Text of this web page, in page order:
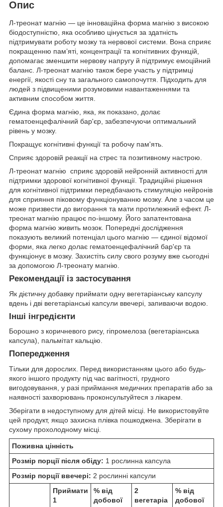
Опис
Л-треонат магнію — це інноваційна форма магнію з високою
біодоступністю, яка особливо цінується за здатність
підтримувати роботу мозку та нервової системи. Вона сприяє
покращенню пам’яті, концентрації та когнітивних функцій,
допомагає зменшити нервову напругу й підтримує емоційний
баланс. Л-треонат магнію також бере участь у підтримці
енергії, якості сну та загального самопочуття. Підходить для
людей з підвищеними розумовими навантаженнями та
активним способом життя.
Єдина форма магнію, яка, як показано, долає
гематоенцефалічний бар'єр, забезпечуючи оптимальний
рівень у мозку.
Покращує когнітивні функції та робочу пам'ять.
Сприяє здоровій реакції на стрес та позитивному настрою.
Л-треонат магнію сприяє здоровій нейронній активності для
підтримки здорової когнітивної функції. Традиційні рішення
для когнітивної підтримки передбачають стимуляцію нейронів
для сприяння піковому функціонуванню мозку. Але з часом це
може призвести до вигорання та мати протилежний ефект. Л-
треонат магнію працює по-іншому. Його запатентована
форма магнію живить мозок. Попередні дослідження
показують великий потенціал цього магнію — єдиної відомої
форми, яка легко долає гематоенцефалічний бар'єр та
функціонує в мозку. Захистіть силу свого розуму вже сьогодні
за допомогою Л-треонату магнію.
Рекомендації із застосування
Як дієтичну добавку приймати одну вегетаріанську капсулу
вдень і дві вегетаріанські капсули ввечері, запиваючи водою.
Інші інгредієнти
Борошно з коричневого рису, гіпромелоза (вегетаріанська
капсула), пальмітат кальцію.
Попередження
Тільки для дорослих. Перед використанням цього або будь-
якого іншого продукту під час вагітності, грудного
вигодовування, у разі приймання медичних препаратів або за
наявності захворювань проконсультуйтеся з лікарем.
Зберігати в недоступному для дітей місці. Не використовуйте
цей продукт, якщо захисна плівка пошкоджена. Зберігати в
сухому прохолодному місці.
Поживна цінність
Розмір порції після обіду: 1 рослинна капсула
Розмір порції ввечері: 2 рослинні капсули
Приймати
1
% від
добової
2
вегетаріа
% від
добової